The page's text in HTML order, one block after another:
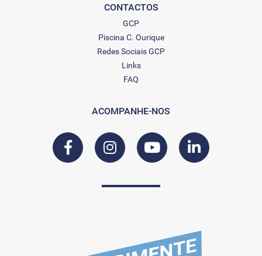
CONTACTOS
GCP
Piscina C. Ourique
Redes Sociais GCP
Links
FAQ
ACOMPANHE-NOS